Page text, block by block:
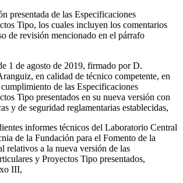
presentada de las Especificaciones
Tipo, los cuales incluyen los comentarios
de revisión mencionado en el párrafo
1 de agosto de 2019, firmado por D.
en calidad de técnico competente, en
de las Especificaciones
Tipo presentados en su nueva versión con
y de seguridad reglamentarias establecidas,
informes técnicos del Laboratorio Central
de la Fundación para el Fomento de la
relativos a la nueva versión de las
y Proyectos Tipo presentados,
III,